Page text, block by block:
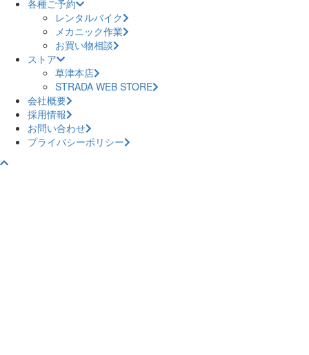
各種ご予約
レンタルバイク
メカニック作業
お買い物相談
ストア
草津本店
STRADA WEB STORE
会社概要
採用情報
お問い合わせ
プライバシーポリシー